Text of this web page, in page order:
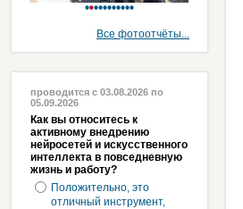
Все фотоотчёты...
проводится с 03.08.2026 по
05.09.2026
Как вы относитесь к
активному внедрению
нейросетей и искусственного
интеллекта в повседневную
жизнь и работу?
Положительно, это
отличный инструмент,